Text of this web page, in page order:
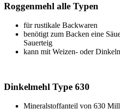
Roggenmehl alle Typen
für rustikale Backwaren
benötigt zum Backen eine
Sauerteig
kann mit Weizen- oder
Dinkelmehl Type 630
Mineralstoffanteil von 630